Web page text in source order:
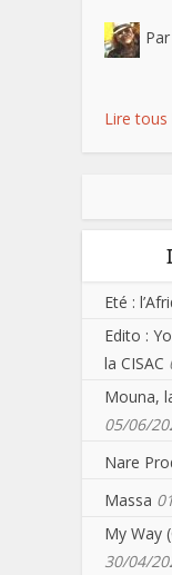
Par
Lire tous
Eté :
Edito :
la CISAC
Mouna,
05/06/
Nare
Massa
My Way
30/04/